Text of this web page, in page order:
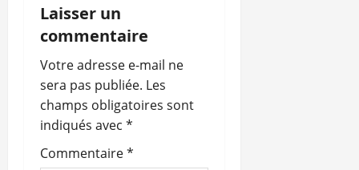
i
o
n
d
’
Laisser un
commentaire
Votre adresse e-mail ne
sera pas publiée. Les
champs obligatoires sont
indiqués avec *
Commentaire*